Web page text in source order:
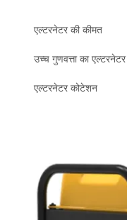
एल्टरनेटर की कीमत
उच्च गुणवत्ता का एल्टरनेटर
एल्टरनेटर कोटेशन